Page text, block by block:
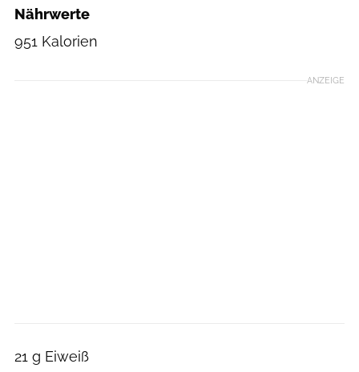
Nährwerte
951 Kalorien
ANZEIGE
21 g Eiweiß